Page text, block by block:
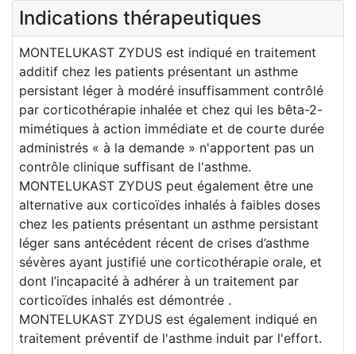
Indications thérapeutiques
MONTELUKAST ZYDUS est indiqué en traitement
additif chez les patients présentant un asthme
persistant léger à modéré insuffisamment contrôlé
par corticothérapie inhalée et chez qui les bêta-2-
mimétiques à action immédiate et de courte durée
administrés « à la demande » n'apportent pas un
contrôle clinique suffisant de l'asthme.
MONTELUKAST ZYDUS peut également être une
alternative aux corticoïdes inhalés à faibles doses
chez les patients présentant un asthme persistant
léger sans antécédent récent de crises d’asthme
sévères ayant justifié une corticothérapie orale, et
dont l’incapacité à adhérer à un traitement par
corticoïdes inhalés est démontrée .
MONTELUKAST ZYDUS est également indiqué en
traitement préventif de l'asthme induit par l'effort.